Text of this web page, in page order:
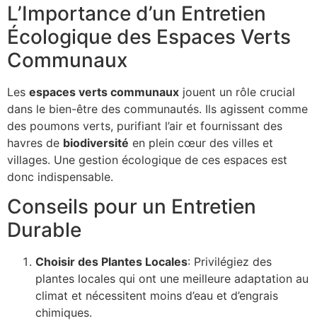
L’Importance d’un Entretien
Écologique des Espaces Verts
Communaux
Les espaces verts communaux jouent un rôle crucial
dans le bien-être des communautés. Ils agissent comme
des poumons verts, purifiant l’air et fournissant des
havres de biodiversité en plein cœur des villes et
villages. Une gestion écologique de ces espaces est
donc indispensable.
Conseils pour un Entretien
Durable
Choisir des Plantes Locales: Privilégiez des
plantes locales qui ont une meilleure adaptation au
climat et nécessitent moins d’eau et d’engrais
chimiques.